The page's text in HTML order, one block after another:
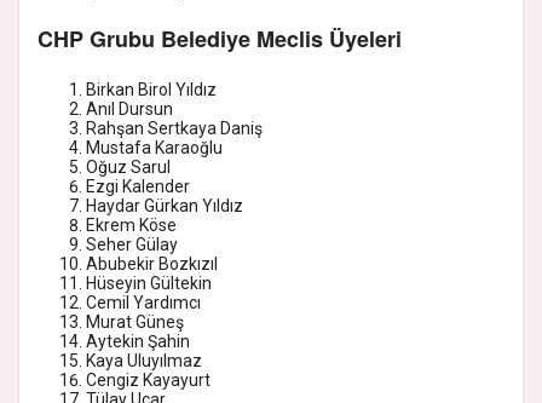
CHP Grubu Belediye Meclis Üyeleri
Birkan Birol Yıldız
Anıl Dursun
Rahşan Sertkaya Daniş
Mustafa Karaoğlu
Oğuz Sarul
Ezgi Kalender
Haydar Gürkan Yıldız
Ekrem Köse
Seher Gülay
Abubekir Bozkızıl
Hüseyin Gültekin
Cemil Yardımcı
Murat Güneş
Aytekin Şahin
Kaya Uluyılmaz
Cengiz Kayayurt
Tülay Uçar